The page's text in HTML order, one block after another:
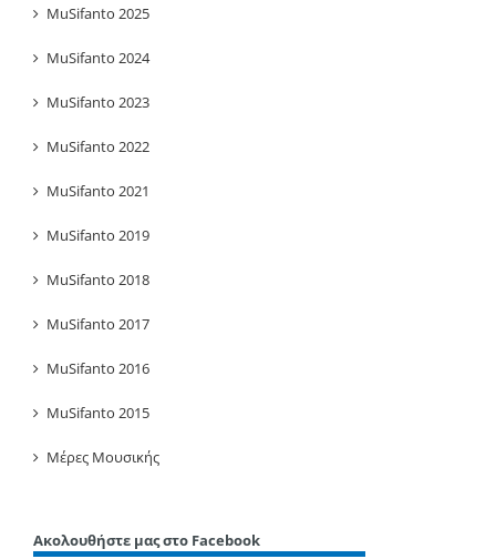
MuSifanto 2025
MuSifanto 2024
MuSifanto 2023
MuSifanto 2022
MuSifanto 2021
MuSifanto 2019
MuSifanto 2018
MuSifanto 2017
MuSifanto 2016
MuSifanto 2015
Μέρες Μουσικής
Ακολουθήστε μας στο Facebook